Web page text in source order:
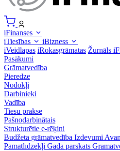
iFinanses
iTiesības
iBizness
iVeidlapas iRokasgrāmatas Žurnāls
Pasākumi
Grāmatvedība
Pieredze
Nodokļi
Darbinieki
Vadība
Tiesu prakse
Pašnodarbinātais
Strukturētie e-rēķini
Budžeta grāmatvedība Izdevumi
Pamatlīdzekļi Gada pārskats